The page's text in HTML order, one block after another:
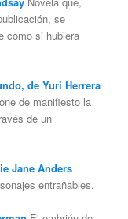
se
como si hubiera
de Yuri Herrera
de manifiesto la
de un
Jane Anders
entrañables.